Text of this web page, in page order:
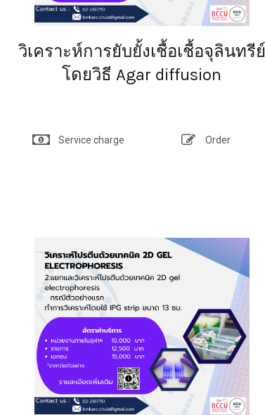
วิเคราะห์การยับยั้งเชื้อเชื้อจุลินทรีย์
โดยวิธี Agar diffusion
Service charge Order